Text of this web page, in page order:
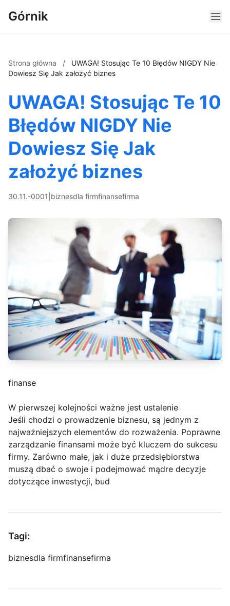
Górnik
Strona główna /
UWAGA! Stosując Te 10 Błędów NIGDY Nie
Dowiesz Się Jak założyć biznes
UWAGA! Stosując Te 10
Błędów NIGDY Nie
Dowiesz Się Jak
założyć biznes
30.11.-0001 biznesdla firmfinansefirma
finanse
W pierwszej kolejności ważne jest ustalenie
Jeśli chodzi o prowadzenie biznesu, są jednym z
najważniejszych elementów do rozważenia. Poprawne
zarządzanie finansami może być kluczem do sukcesu
firmy. Zarówno małe, jak i duże przedsiębiorstwa
muszą dbać o swoje i podejmować mądre decyzje
dotyczące inwestycji, bud
Tagi:
biznesdla firmfinansefirma